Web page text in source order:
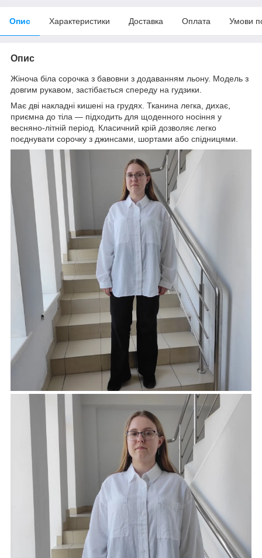
Опис Характеристики Доставка Оплата Умови
Опис
Жіноча біла сорочка з бавовни з додаванням льону. Модель з
довгим рукавом, застібається спереду на гудзики.
Має дві накладні кишені на грудях. Тканина легка, дихає,
приємна до тіла — підходить для щоденного носіння у
весняно-літній період. Класичний крій дозволяє легко
поєднувати сорочку з джинсами, шортами або спідницями.